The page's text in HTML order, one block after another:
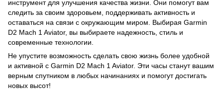
инструмент для улучшения качества жизни. Они помогут вам
следить за своим здоровьем, поддерживать активность и
оставаться на связи с окружающим миром. Выбирая Garmin
D2 Mach 1 Aviator, вы выбираете надежность, стиль и
современные технологии.
Не упустите возможность сделать свою жизнь более удобной
и активной с Garmin D2 Mach 1 Aviator. Эти часы станут вашим
верным спутником в любых начинаниях и помогут достигать
новых высот!